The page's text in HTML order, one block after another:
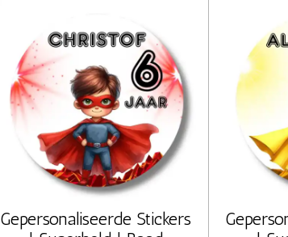
Gepersonaliseerde Stickers